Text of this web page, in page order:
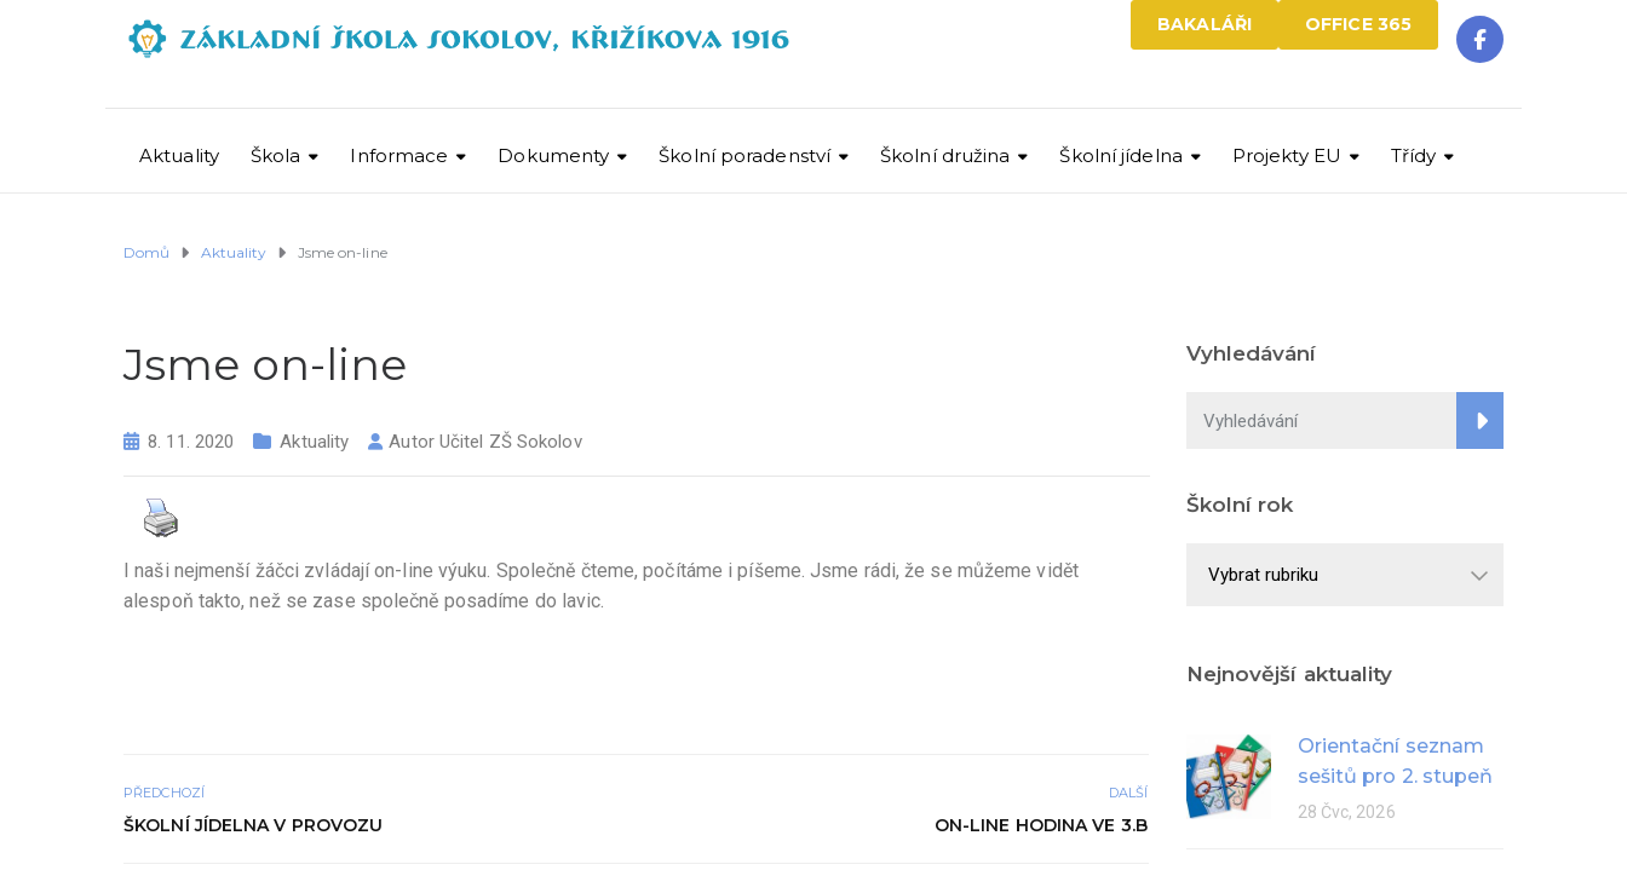
OFFICE 365
BAKALÁŘI
Aktuality Škola Informace Dokumenty Školní poradenství Školní družina Školní jídelna Projekty EU Třídy
Domů Aktuality Jsme on-line
Jsme on-line
8. 11. 2020 Aktuality Autor Učitel ZŠ Sokolov
I naši nejmenší žáčci zvládají on-line výuku. Společně čteme, počítáme i píšeme. Jsme rádi, že se můžeme vidět
alespoň takto, než se zase společně posadíme do lavic.
PŘEDCHOZÍ
ŠKOLNÍ JÍDELNA V PROVOZU
DALŠÍ
ON-LINE HODINA VE 3.B
Vyhledávání
Školní rok
Nejnovější aktuality
Orientační seznam
sešitů pro 2. stupeň
28 Čvc, 2026